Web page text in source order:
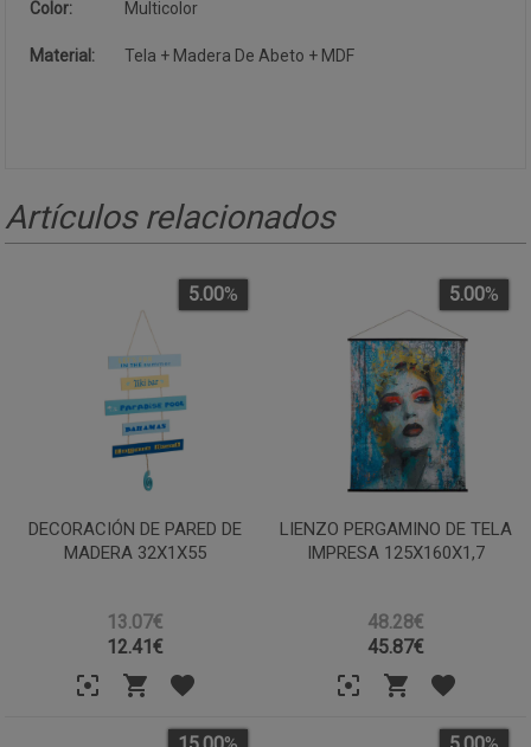
Color: Multicolor
Material: Tela + Madera De Abeto + MDF
Artículos relacionados
DECORACIÓN DE PARED DE
MADERA 32X1X55
13.07€
5.00%
12.41€
LIENZO PERGAMINO DE TELA
IMPRESA 125X160X1,7
48.28€
5.00%
45.87€